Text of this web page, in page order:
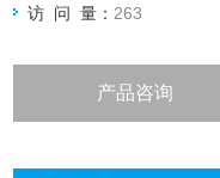
访 问 量： 263
产品咨询